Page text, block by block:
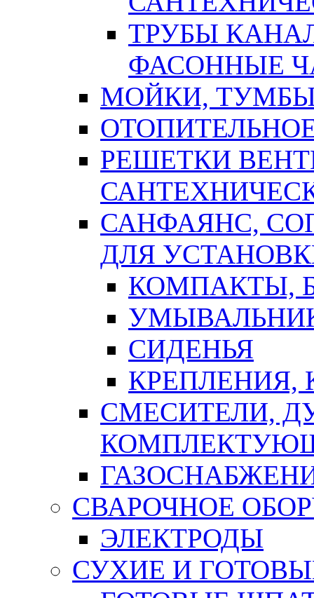
ТРУБЫ
ФАСОННЫЕ
МОЙКИ,
РЕШЕТКИ
САНФАЯНС,
ДЛЯ
КОМПАКТЫ,
СИДЕНЬЯ
СМЕСИТЕЛИ,
СВАРОЧНОЕ
ЭЛЕКТРОДЫ
СУХИЕ И